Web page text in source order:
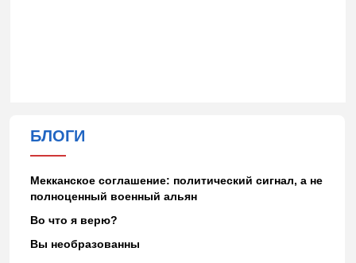
БЛОГИ
Мекканское соглашение: политический сигнал, а не
полноценный военный альян
Во что я верю?
Вы необразованны